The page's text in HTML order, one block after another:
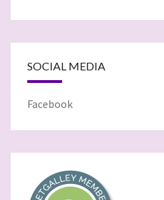
SOCIAL MEDIA
Facebook